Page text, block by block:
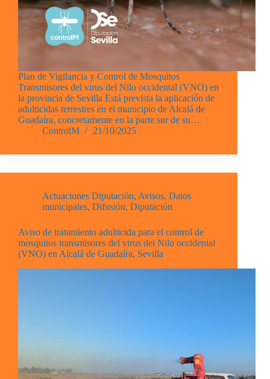
Plan de Vigilancia y Control de Mosquitos
Transmisores del virus del Nilo occidental (VNO) en
la provincia de Sevilla Está prevista la aplicación de
adulticidas terrestres en el municipio de Alcalá de
Guadaíra, concretamente en la parte sur de su…
ControlM
21/10/2025
Actuaciones Diputación, Avisos, Datos
municipales, Difusión, Diputación
Aviso de tratamiento adulticida para el control de
mosquitos transmisores del virus del Nilo occidental
(VNO) en Alcalá de Guadaíra, Sevilla